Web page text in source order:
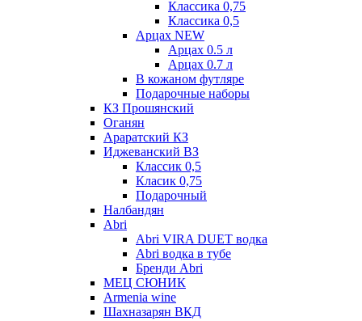
Классика 0,75
Классика 0,5
Арцах NEW
Арцах 0.5 л
Арцах 0.7 л
В кожаном футляре
Подарочные наборы
КЗ Прошянский
Оганян
Араратский КЗ
Иджеванский ВЗ
Классик 0,5
Класик 0,75
Подарочный
Налбандян
Abri
Abri VIRA DUET водка
Abri водка в тубе
Бренди Abri
МЕЦ СЮНИК
Armenia wine
Шахназарян ВКД